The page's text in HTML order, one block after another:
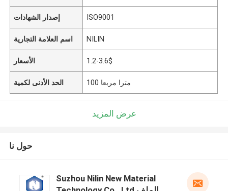
إصدار الشهادات ISO9001
اسم العلامة التجارية NILIN
الأسعار 1.2-3.6$
الحد الأدنى لكمية 100 مترا مربعا
عرض المزيد
حول نا
Suzhou Nilin New Material